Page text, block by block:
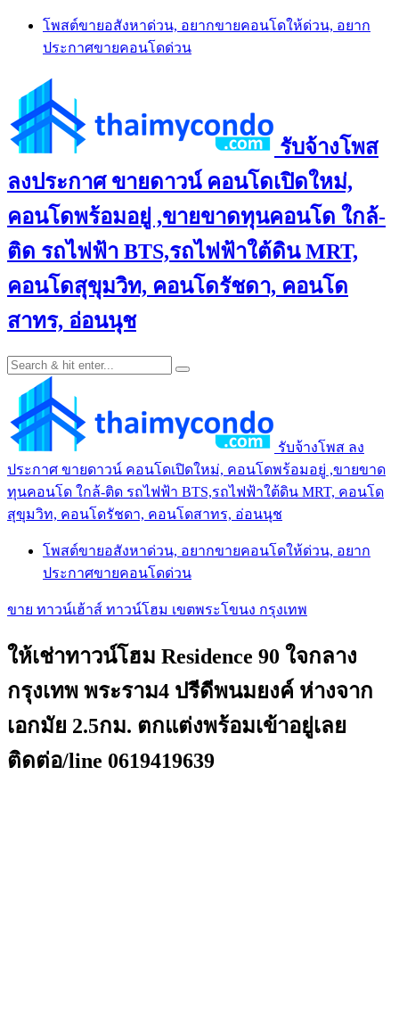
Skip
content
โพสต์ขายอสังหาด่วน, อยากขายคอนโดให้ด่วน, อยาก
ประกาศขายคอนโดด่วน
รับจ้างโพส
ลงประกาศ ขายดาวน์ คอนโดเปิดใหม่,
คอนโดพร้อมอยู่ ,ขายขาดทุนคอนโด ใกล้-
ติด รถไฟฟ้า BTS,รถไฟฟ้าใต้ดิน MRT,
คอนโดสุขุมวิท, คอนโดรัชดา, คอนโด
สาทร, อ่อนนุช
รับจ้างโพส ลง
ประกาศ ขายดาวน์ คอนโดเปิดใหม่, คอนโดพร้อมอยู่ ,ขายขาด
ทุนคอนโด ใกล้-ติด รถไฟฟ้า BTS,รถไฟฟ้าใต้ดิน MRT, คอนโด
สุขุมวิท, คอนโดรัชดา, คอนโดสาทร, อ่อนนุช
โพสต์ขายอสังหาด่วน, อยากขายคอนโดให้ด่วน, อยาก
ประกาศขายคอนโดด่วน
ขาย ทาวน์เฮ้าส์ ทาวน์โฮม เขตพระโขนง กรุงเทพ
ให้เช่าทาวน์โฮม Residence 90 ใจกลาง
กรุงเทพ พระราม4 ปรีดีพนมยงค์ ห่างจาก
เอกมัย 2.5กม. ตกแต่งพร้อมเข้าอยู่เลย
ติดต่อ/line 0619419639